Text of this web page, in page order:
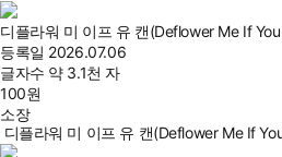
디플라워 미 이프 유 캔(Deflower Me If
등록일 2026.07.06
글자수 약 3.1천 자
100원
소장
디플라워 미 이프 유 캔(Deflower Me If